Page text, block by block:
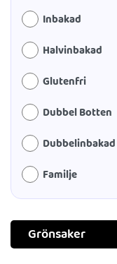
Inbakad
Halvinbakad
Glutenfri
Dubbel Botten
Dubbelinbakad
Familje
Grönsaker